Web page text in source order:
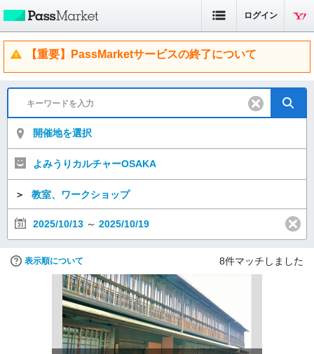
ログイン
【重要】PassMarketサービスの終了について
開催地を選択
よみうりカルチャーOSAKA
＞ 教室、ワークショップ
2025/10/13 ～ 2025/10/19
表示順について 8件マッチしました